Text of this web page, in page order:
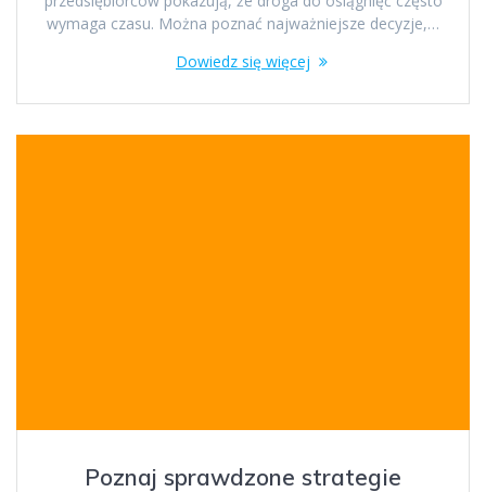
wymaga czasu. Można poznać najważniejsze decyzje,…
Dowiedz się więcej
Poznaj sprawdzone strategie